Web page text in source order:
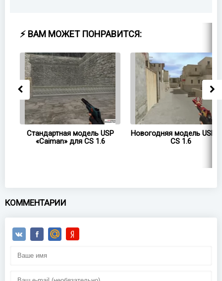
⚡ ВАМ МОЖЕТ ПОНРАВИТСЯ:
Стандартная модель USP
«Caiman» для CS 1.6
Новогодняя модель USP
CS 1.6
КОММЕНТАРИИ